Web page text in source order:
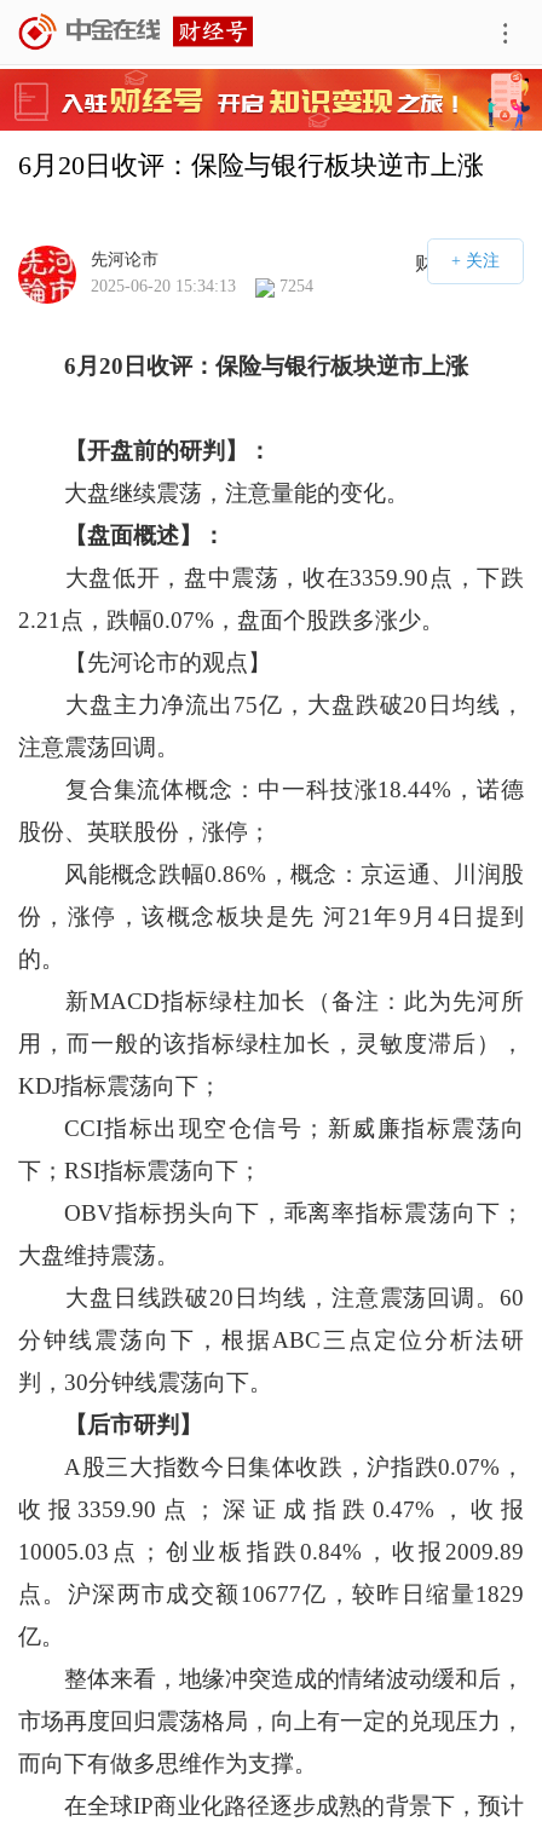
6月20日收评：保险与银行板块逆市上涨
财经号APP
先河论市
2025-06-20 15:34:13
7254
6月 20 日收评：保险与银行板块逆市上涨
【开盘前的研判】：
大盘继续震荡，注意量能的变化。
【盘面概述】：
大盘低开，盘中震荡，收在3359.90点，下跌
2.21点，跌幅0.07%，盘面个股跌多涨少。
【先河论市的观点】
大盘主力净流出75亿，大盘跌破20日均线，
注意震荡回调。
复合集流体概念：中一科技涨18.44%，诺德
股份、英联股份，涨停；
风能概念跌幅0.86%，概念：京运通、川润股
份，涨停，该概念板块是先 河21年9月4日提到
的。
新MACD指标绿柱加长（备注：此为先河所
用，而一般的该指标绿柱加长，灵敏度滞后），
KDJ指标震荡向下；
CCI指标出现空仓信号；新威廉指标震荡向
下；RSI指标震荡向下；
OBV指标拐头向下，乖离率指标震荡向下；
大盘维持震荡。
大盘日线跌破20日均线，注意震荡回调。60
分钟线震荡向下，根据ABC三点定位分析法研
判，30分钟线震荡向下。
【后市研判】
A股三大指数今日集体收跌，沪指跌0.07%，
收报3359.90点；深证成指跌0.47%，收报
10005.03点；创业板指跌0.84%，收报2009.89
点。沪深两市成交额10677亿，较昨日缩量1829
亿。
整体来看，地缘冲突造成的情绪波动缓和后，
市场再度回归震荡格局，向上有一定的兑现压力，
而向下有做多思维作为支撑。
在全球IP商业化路径逐步成熟的背景下，预计